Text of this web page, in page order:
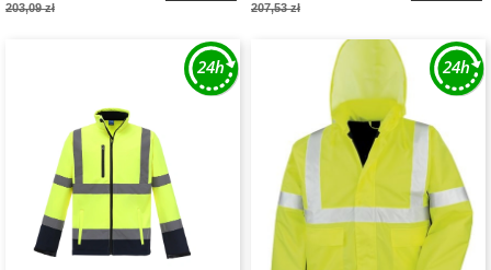
203,09 zł 207,53 zł